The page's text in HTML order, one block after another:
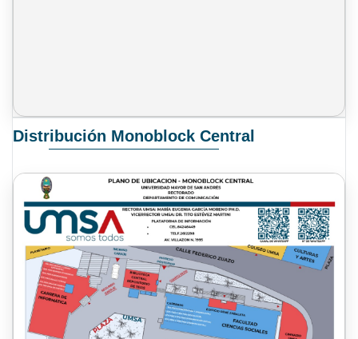
Distribución Monoblock Central